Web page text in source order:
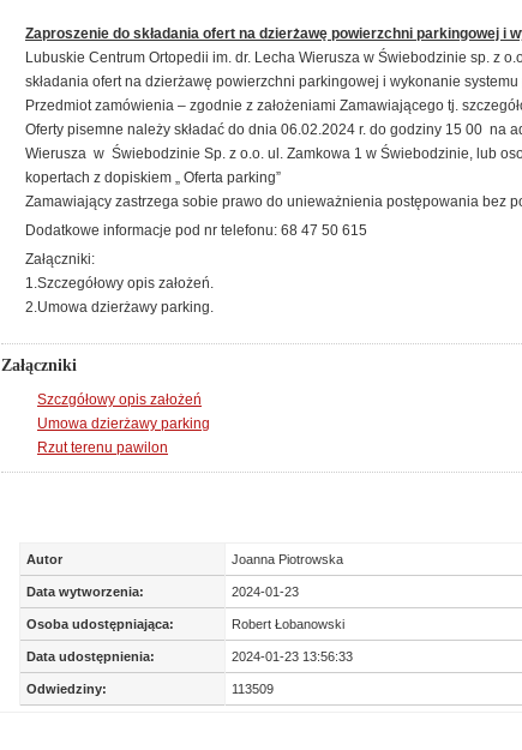
Zaproszenie do składania ofert na dzierżawę powierzchni parkingowej i
Lubuskie Centrum Ortopedii im. dr. Lecha Wierusza w Świebodzinie sp. z
składania ofert na dzierżawę powierzchni parkingowej i wykonanie
Przedmiot zamówienia – zgodnie z założeniami Zamawiającego tj.
Oferty pisemne należy składać do dnia 06.02.2024 r. do godziny 15 00 na
Wierusza w Świebodzinie Sp. z o.o. ul. Zamkowa 1 w Świebodzinie, lub
kopertach z dopiskiem „ Oferta parking”
Zamawiający zastrzega sobie prawo do unieważnienia postępowania bez
Dodatkowe informacje pod nr telefonu: 68 47 50 615
Załączniki:
1.Szczegółowy opis założeń.
2.Umowa dzierżawy parking.
Załączniki
Szczgółowy opis założeń
Umowa dzierżawy parking
Rzut terenu pawilon
Autor Joanna Piotrowska
Data wytworzenia: 2024-01-23
Osoba udostępniająca: Robert Łobanowski
Data udostępnienia: 2024-01-23 13:56:33
Odwiedziny: 113509